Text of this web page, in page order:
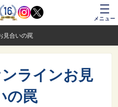
メニュー
見合いの罠
ンラインお見
の罠